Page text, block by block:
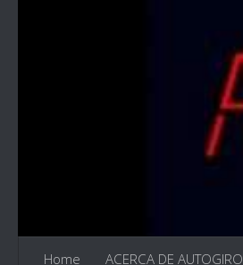
Home ACERCA DE AUTOGIRO